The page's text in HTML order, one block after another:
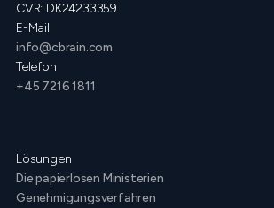
CVR: DK24233359
E-Mail
info@cbrain.com
Telefon
+45 7216 1811
Lösungen
Die papierlosen Ministerien
Genehmigungsverfahren